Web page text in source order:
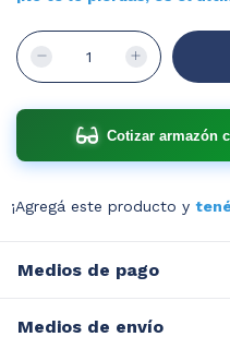
Cotizar armazón
¡Agregá este producto y
Medios de pago
Medios de envío